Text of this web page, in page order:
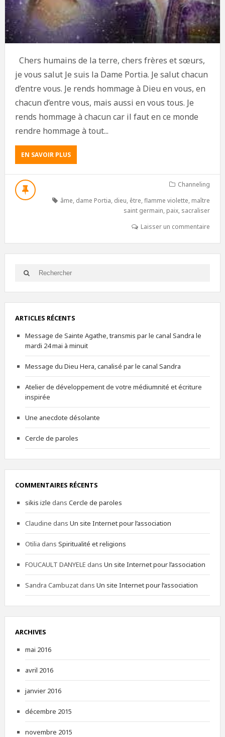
Chers humains de la terre, chers frères et sœurs,
je vous salut Je suis la Dame Portia. Je salut chacun
d’entre vous. Je rends hommage à Dieu en vous, en
chacun d’entre vous, mais aussi en vous tous. Je
rends hommage à chacun car il faut en ce monde
rendre hommage à tout...
EN SAVOIR PLUS
Channeling
âme, dame Portia, dieu, être,flamme violette, maître
saint germain, paix, sacraliser
Laisser un commentaire
ARTICLES RÉCENTS
Message de Sainte Agathe, transmis par le canal Sandra le
mardi 24 mai à minuit
Message du Dieu Hera, canalisé par le canal Sandra
Atelier de développement de votre médiumnité et écriture
inspirée
Une anecdote désolante
Cercle de paroles
COMMENTAIRES RÉCENTS
sikis izle dans Cercle de paroles
Claudine dans Un site Internet pour l’association
Otilia dans Spiritualité et religions
FOUCAULT DANYELE dans Un site Internet pour l’association
Sandra Cambuzatdans Un site Internet pour l’association
ARCHIVES
mai 2016
avril 2016
janvier 2016
décembre 2015
novembre 2015